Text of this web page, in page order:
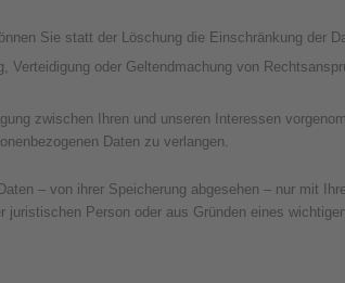
Sie statt der Löschung die Einschränkung der
oder Geltendmachung von
zwischen Ihren und unseren Interessen
Daten zu verlangen.
– von ihrer Speicherung abgesehen – nur mit
Person oder aus Gründen eines